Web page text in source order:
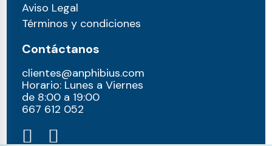
Aviso Legal
Términos y condiciones
Contáctanos
clientes@anphibius.com
Horario: Lunes a Viernes
de 8:00 a 19:00
667 612 052​